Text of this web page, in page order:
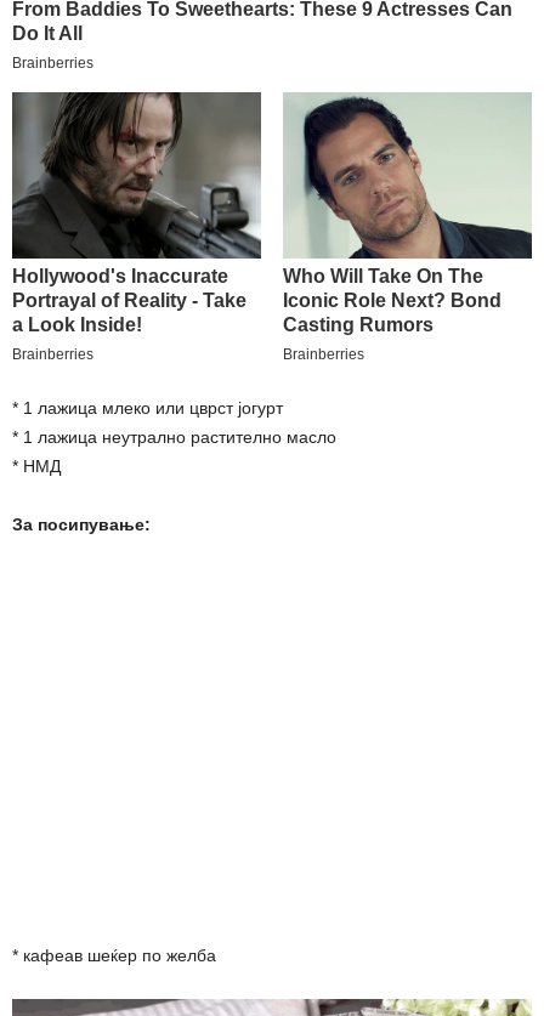
* 1 лажица млеко или цврст јогурт
* 1 лажица неутрално растително масло
* НМД
За посипување:
* кафеав шеќер по желба